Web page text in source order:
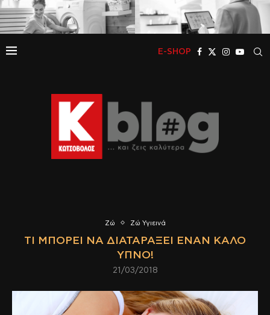
E-SHOP
Ζώ Ζώ Υγιεινά
ΤΙ ΜΠΟΡΕΊ ΝΑ ΔΙΑΤΑΡΆΞΕΙ ΈΝΑΝ ΚΑΛΌ
ΎΠΝΟ!
21/03/2018